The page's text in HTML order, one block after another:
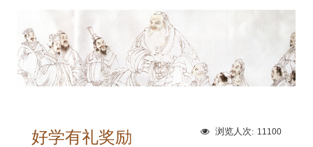
浏览人次: 11100
好学有礼奖励